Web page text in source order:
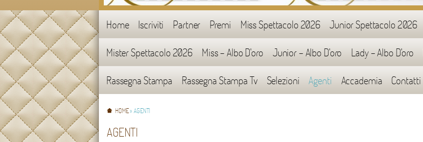
Home Iscriviti Partner Premi Miss Spettacolo 2026 Junior Spettacolo 2026
Mister Spettacolo 2026 Miss - Albo D'oro Junior - Albo D'oro Lady - Albo D'oro
Rassegna Stampa Rassegna Stampa Tv Selezioni Agenti Accademia Contatti
HOME» AGENTI
AGENTI